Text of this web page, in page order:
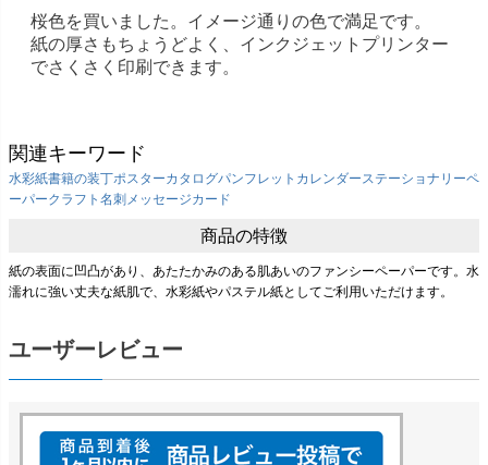
桜色を買いました。イメージ通りの色で満足です。
紙の厚さもちょうどよく、インクジェットプリンター
でさくさく印刷できます。
関連キーワード
水彩紙書籍の装丁ポスターカタログパンフレット カレンダー ステーショナリーペ
ーパークラフト 名刺 メッセージカード
商品の特徴
紙の表面に凹凸があり、あたたかみのある肌あいのファンシーペーパーです。水
濡れに強い丈夫な紙肌で、水彩紙やパステル紙としてご利用いただけます。
ユーザーレビュー